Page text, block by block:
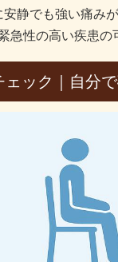
静でも強い痛み
急性の高い疾患の
ェック｜自分